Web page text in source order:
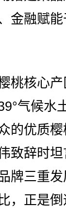
金融赋
核心产
气候水
的优质
致辞时
牌三重
，正是